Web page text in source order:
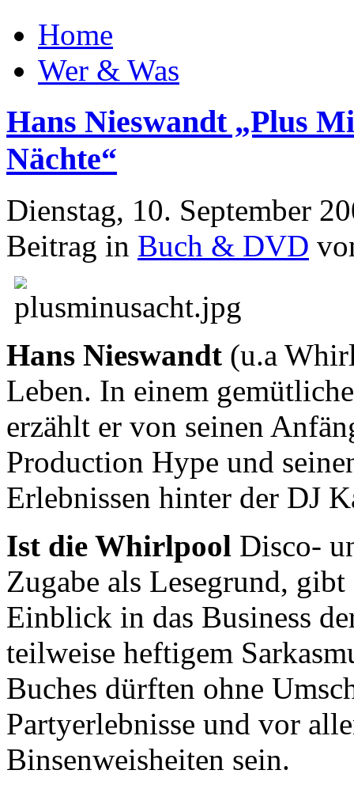
Home
Wer & Was
Hans Nieswandt „Plus
Nächte“
Dienstag, 10. September
Beitrag in Buch & DVD
Hans Nieswandt (u.a
Leben. In einem
erzählt er von seinen
Production Hype und
Erlebnissen hinter der DJ
Ist die Whirlpool Disco-
Zugabe als Lesegrund,
Einblick in das Business
teilweise heftigem
Buches dürften ohne
Partyerlebnisse und vor
Binsenweisheiten sein.